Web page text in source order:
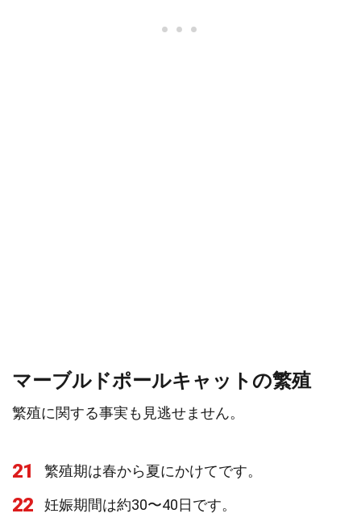
マーブルドポールキャットの繁殖
繁殖に関する事実も見逃せません。
21 繁殖期は春から夏にかけてです。
22 妊娠期間は約30〜40日です。